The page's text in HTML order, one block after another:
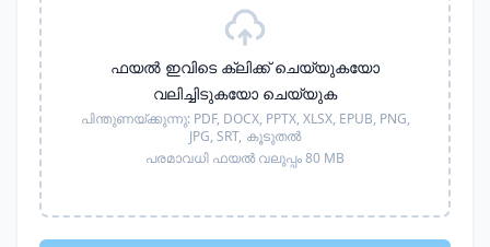
ഫയൽ ഇവിടെ ക്ലിക്ക് ചെയ്യുകയോ
വലിച്ചിടുകയോ ചെയ്യുക
പിന്തുണയ്ക്കുന്നു: PDF, DOCX, PPTX, XLSX, EPUB, PNG,
JPG, SRT, കൂടുതൽ
പരമാവധി ഫയൽ വലുപ്പം 80 MB